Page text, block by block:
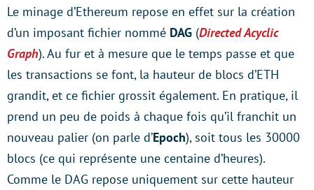
Le minage d’Ethereum repose en effet sur la création
d’un imposant fichier nommé DAG (Directed Acyclic
Graph). Au fur et à mesure que le temps passe et que
les transactions se font, la hauteur de blocs d’ETH
grandit, et ce fichier grossit également. En pratique, il
prend un peu de poids à chaque fois qu’il franchit un
nouveau palier (on parle d’Epoch), soit tous les 30000
blocs (ce qui représente une centaine d’heures).
Comme le DAG repose uniquement sur cette hauteur